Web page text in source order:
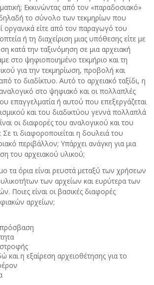
Εκκινώντας από τον «παραδοσιακό»
το σύνολο των τεκμηρίων που
οργανικά είτε από τον παραγωγό του
ή τη διαχείριση μιας υπόθεσης είτε με
κατά την ταξινόμηση σε μια αρχειακή
στο ψηφιοποιημένο τεκμήριο και τη
για την τεκμηρίωση, προβολή και
το διαδίκτυο. Αυτό το αρχειακό ταξίδι, η
στο ψηφιακό και οι πολλαπλές
επαγγελματία ή αυτού που επεξεργάζεται
και του διαδικτύου γεννά πολλαπλά
οι διαφορές του αναλογικού και του
τι διαφοροποιείται η δουλειά του
περιβάλλον; Υπάρχει ανάγκη για μια
του αρχειακού υλικού;
τα όρια είναι ρευστά μεταξύ των χρήσεων
των αρχείων και ευρύτερα των
Ποιες είναι οι βασικές διαφορές
αρχείων;
πρόσβαση
και η εξαίρεση αρχειοθέτησης για το